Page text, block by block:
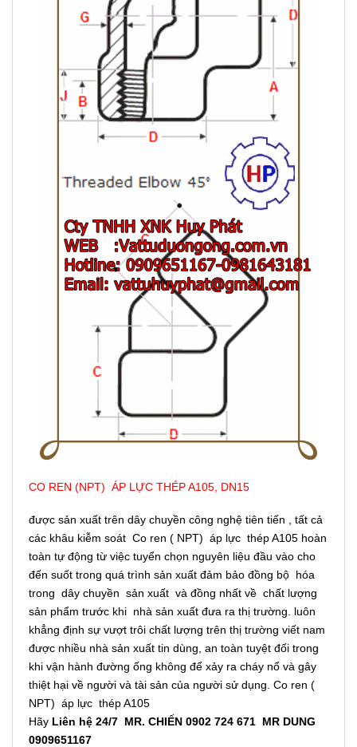
CO REN (NPT) ÁP LỰC THÉP A105, DN15
được sản xuất trên dây chuyền công nghệ tiên tiến , tất cả
các khâu kiễm soát Co ren ( NPT) áp lực thép A105 hoàn
toàn tự động từ việc tuyển chọn nguyên liệu đầu vào cho
đến suốt trong quá trình sản xuất đảm bảo đồng bộ hóa
trong dây chuyền sản xuất và đồng nhất về chất lượng
sản phẩm trước khi nhà sản xuất đưa ra thị trường. luôn
khẳng định sự vượt trôi chất lượng trên thị trường viết nam
được nhiều nhà sản xuất tin dùng, an toàn tuyệt đối trong
khi vận hành đường ống không để xảy ra cháy nổ và gây
thiệt hại về người và tài sản của người sử dụng. Co ren (
NPT) áp lực thép A105
Hãy Liên hệ 24/7 MR. CHIẾN 0902 724 671 MR DUNG
0909651167